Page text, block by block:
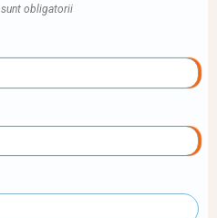
sunt obligatorii